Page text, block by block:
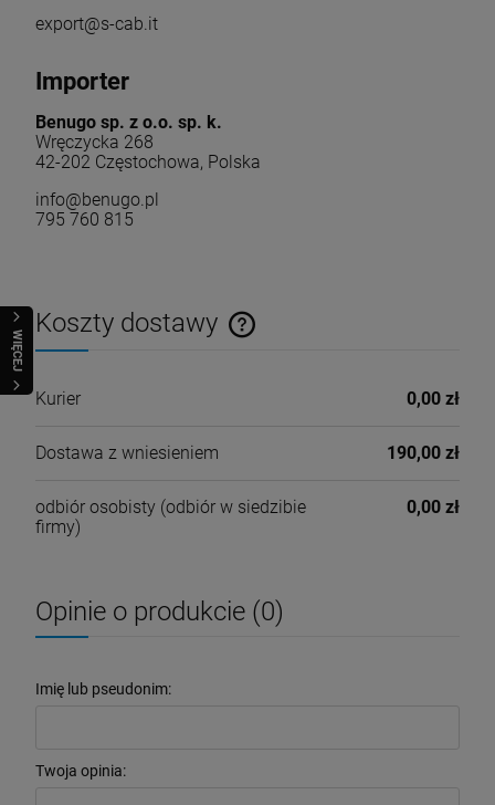
WIĘCEJ
export@s-cab.it
Importer
Benugo sp. z o.o. sp. k.
Wręczycka 268
42-202 Częstochowa, Polska
info@benugo.pl
795 760 815
Koszty dostawy
Cena nie zawiera ewentualnych kosztów płatności
Kurier 0,00 zł
Dostawa z wniesieniem 190,00 zł
odbiór osobisty (odbiór w siedzibie
firmy)
0,00 zł
Opinie o produkcie (0)
Imię lub pseudonim:
Twoja opinia: